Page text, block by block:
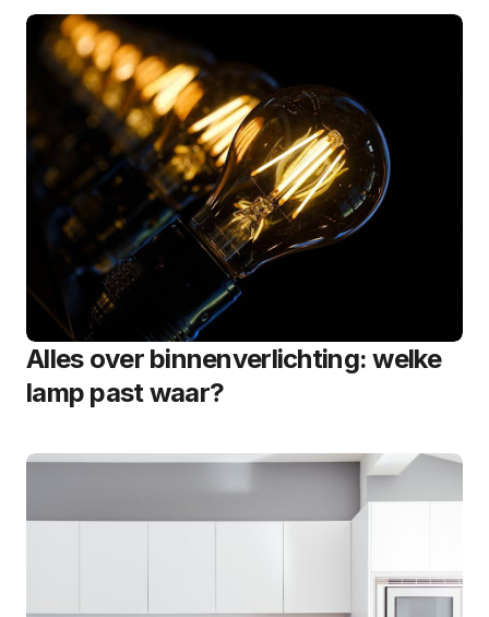
Alles over binnenverlichting: welke
lamp past waar?